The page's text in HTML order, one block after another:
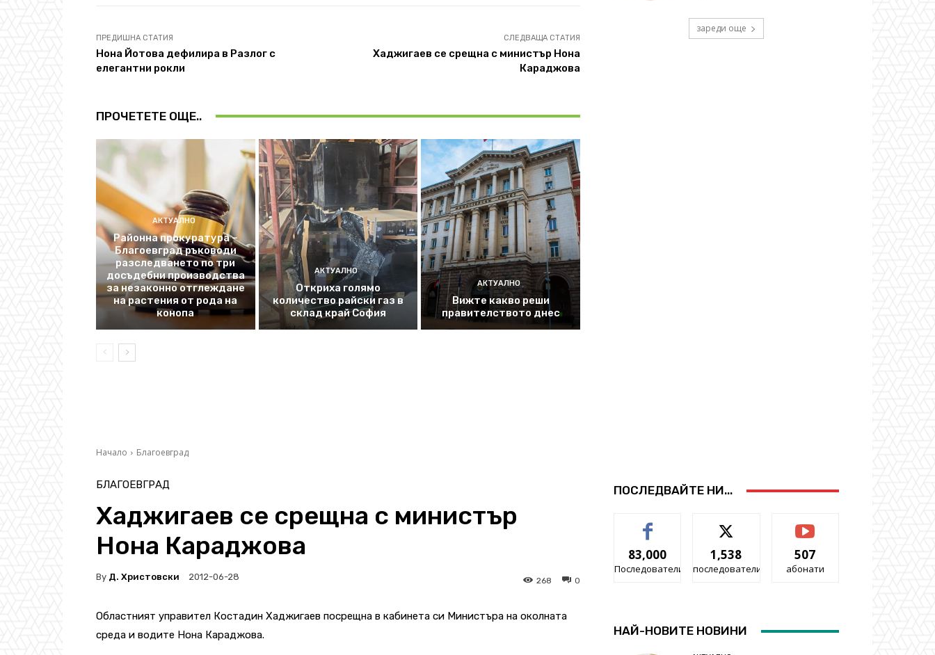
ПРЕДИШНА СТАТИЯ
Нона Йотова дефилира в Разлог с
елегантни рокли
СЛЕДВАЩА СТАТИЯ
Хаджигаев се срещна с министър Нона
Караджова
ПРОЧЕТЕТЕ ОЩЕ..
АКТУАЛНО
Районна прокуратура –
Благоевград ръководи
разследването по три
досъдебни производства
за незаконно отглеждане
на растения от рода на
конопа
АКТУАЛНО
Откриха голямо
количество райски газ в
склад край София
АКТУАЛНО
Вижте какво реши
правителството днес
зареди още